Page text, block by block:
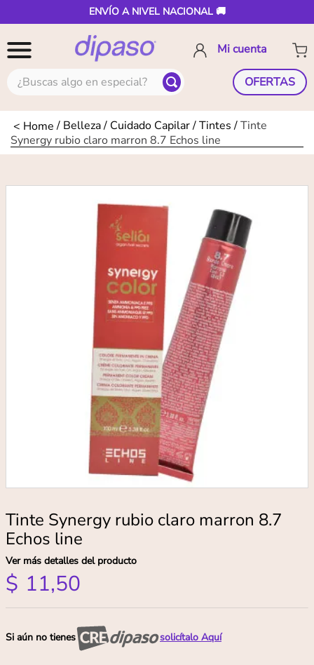
ENVÍO A NIVEL NACIONAL 🚚
¿Buscas algo en especial? OFERTAS
Belleza Cuidado Capilar Tintes
Tinte
Synergy rubio claro marron 8.7 Echos line
Tinte Synergy rubio claro marron 8.7
Echos line
Ver más detalles del producto
$ 11,50
Si aún no tienes solicítalo Aquí